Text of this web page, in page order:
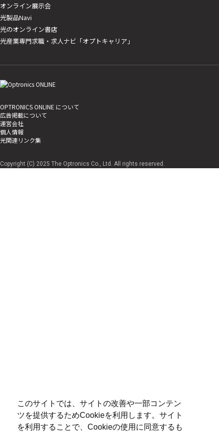
このサイトでは、サイトの改善や一部コンテン
ツを提供するためCookieを利用します。サイト
を利用することで、Cookieの使用に同意するも
オンライン展示会
光製品Navi
光のオンライン書店
光産業専門求職・求人ナビ「オプトキャリア」
OPTRONICS ONLINE について
広告掲載について
運営会社
個人情報
光関連リンク集
Copyright (C) 2025 The Optronics Co., Ltd. All rights reserved.